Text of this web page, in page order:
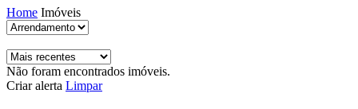
Home Imóveis
Não foram encontrados imóveis.
Criar alerta Limpar